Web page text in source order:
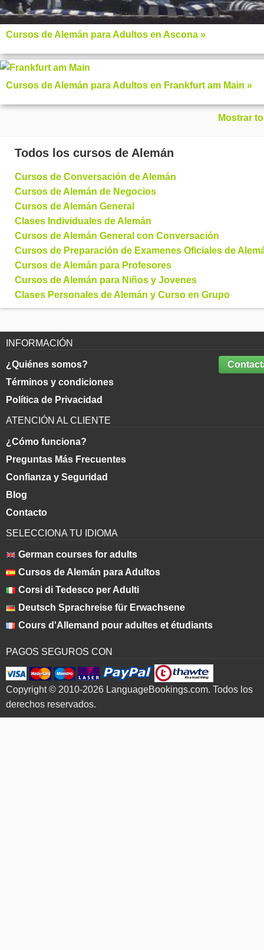
Cursos de Alemán para Adultos en Ascona »
Cursos de Alemán para Adultos en Frankfurt am Main »
Mostrar
Todos los cursos de Alemán
Cursos de Conversación de Alemán
Cursos de Alemán de Negocios
Cursos de Alemán General
Clases Individuales de Alemán
Cursos de Alemán General con Conversación
Cursos de Preparación de Examenes Oficiales de
Cursos de Alemán para Profesores
Cursos de Alemán para Niños y Jovenes
Clases Personales de Alemán y Curso en Grupo
INFORMACIÓN
¿Quiénes somos?
Términos y condiciones
Política de Privacidad
ATENCIÓN AL CLIENTE
¿Cómo funciona?
Preguntas Más Frecuentes
Confianza y Seguridad
Blog
Contacto
SELECCIONA TU IDIOMA
German courses for adults
Cursos de Alemán para Adultos
Corsi di Tedesco per Adulti
Deutsch Sprach­rei­se für Erwachsene
Cours d'Allemand pour adultes et étudiants
PAGOS SEGUROS CON
Copyright © 2010-2026 LanguageBookings.com. Todos los
derechos reservados.